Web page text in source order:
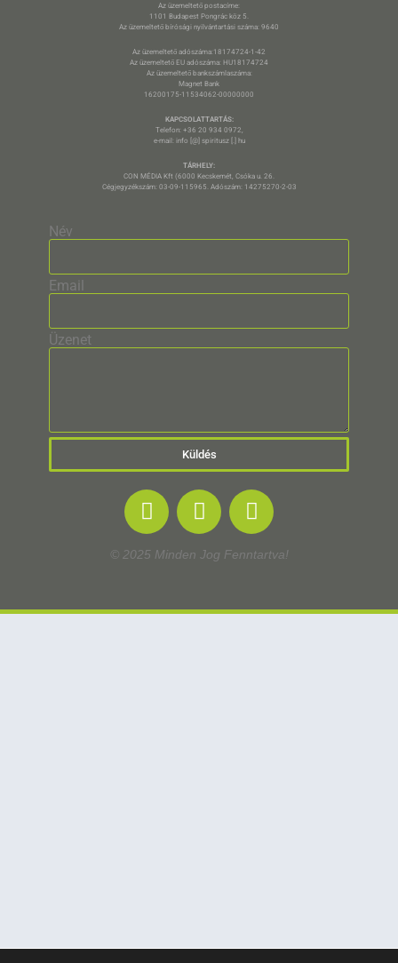
Az üzemeltető postacíme:
1101 Budapest Pongrác köz 5.
Az üzemeltető bírósági nyilvántartási száma: 9640
Az üzemeltető adószáma:18174724-1-42
Az üzemeltető EU adószáma: HU18174724
Az üzemeltető bankszámlaszáma:
Magnet Bank
16200175-11534062-00000000
KAPCSOLATTARTÁS:
Telefon: +36 20 934 0972,
e-mail: info [@] spiritusz [.] hu
TÁRHELY:
CON MÉDIA Kft (6000 Kecskemét, Csóka u. 26.
Cégjegyzékszám: 03-09-115965. Adószám: 14275270-2-03
Név
Email
Üzenet
Küldés
© 2025 Minden Jog Fenntartva!